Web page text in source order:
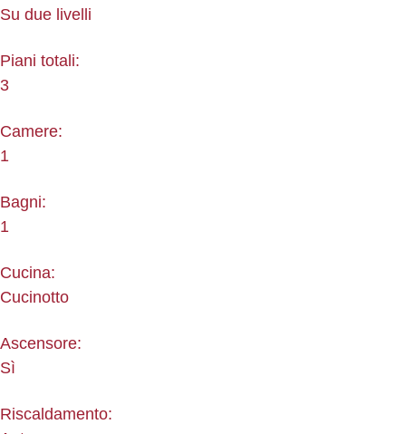
Su due livelli
Piani totali:
3
Camere:
1
Bagni:
1
Cucina:
Cucinotto
Ascensore:
Sì
Riscaldamento: